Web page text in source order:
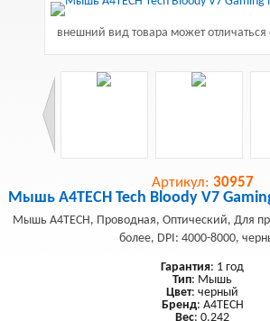
внешний вид товара может отличаться
Артикул: 30957
Мышь A4TECH Tech Bloody V7
Мышь A4TECH, Проводная, Оптический, Для
более, DPI: 4000-8000,
Гарантия: 1 год
Тип: Мышь
Цвет: черный
Бренд: A4TECH
Вес: 0.242